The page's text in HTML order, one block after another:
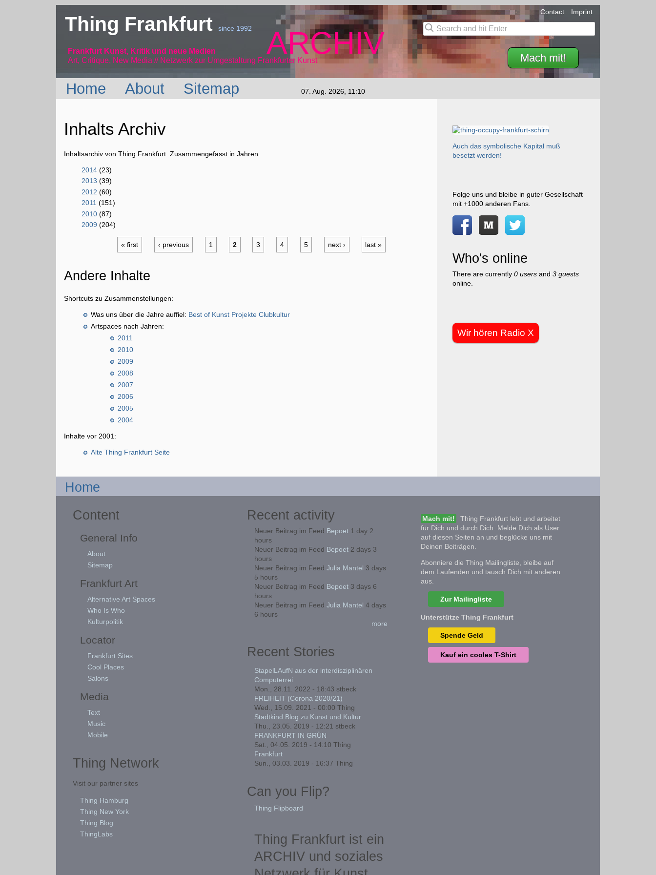
Thing Frankfurtsince 1992
Frankfurt Kunst, Kritik und neue Medien
Art, Critique, New Media // Netzwerk
ARCHIV
zur Umgestaltung Frankfurter Kunst Mach mit!
Contact Imprint
Home About Sitemap 07. Aug. 2026, 11:10
Inhalts Archiv
Inhaltsarchiv von Thing Frankfurt. Zusammengefasst in Jahren.
2014 (23)
2013 (39)
2012 (60)
2011 (151)
2010 (87)
2009 (204)
« first ‹ previous 1 2 3 4 5 next › last »
Andere Inhalte
Shortcuts zu Zusammenstellungen:
Was uns über die Jahre auffiel: Best of Kunst Projekte Clubkultur
Artspaces nach Jahren:
2011
2010
2009
2008
2007
2006
2005
2004
Inhalte vor 2001:
Alte Thing Frankfurt Seite
Auch das symbolische Kapital muß
besetzt werden!
Folge uns und bleibe in guter Gesellschaft
mit +1000 anderen Fans.
Who's online
There are currently 0 usersand 3 guests
online.
Wir hören Radio X
Home
Content
General Info
About
Sitemap
Frankfurt Art
Alternative Art Spaces
Who Is Who
Kulturpolitik
Locator
Frankfurt Sites
Cool Places
Salons
Media
Text
Music
Mobile
Thing Network
Visit our partner sites
Thing Hamburg
Thing New York
Thing Blog
ThingLabs
Recent activity
Neuer Beitrag im Feed Bepoet1 day 2
hours
Neuer Beitrag im Feed Bepoet2 days 3
hours
Neuer Beitrag im Feed Julia Mantel 3 days
5 hours
Neuer Beitrag im Feed Bepoet3 days 6
hours
Neuer Beitrag im Feed Julia Mantel 4 days
6 hours
more
Recent Stories
StapelLAufN aus der interdisziplinären
Computerrei
Mon., 28.11. 2022 - 18:43 stbeck
FREIHEIT (Corona 2020/21)
Wed., 15.09. 2021 - 00:00 Thing
Stadtkind Blog zu Kunst und Kultur
Thu., 23.05. 2019 - 12:21 stbeck
FRANKFURT IN GRÜN
Sat., 04.05. 2019 - 14:10 Thing
Frankfurt
Sun., 03.03. 2019 - 16:37 Thing
Can you Flip?
Thing Flipboard
Thing Frankfurt ist ein
ARCHIV und soziales
Mach mit!
Thing Frankfurt lebt und arbeitet
für Dich und durch Dich. Melde Dich als User
auf diesen Seiten an und beglücke uns mit
Deinen Beiträgen.
Abonniere die Thing Mailingliste, bleibe auf
dem Laufenden und tausch Dich mit anderen
aus.
Zur Mailingliste
Unterstütze Thing Frankfurt
Spende Geld
Kauf ein cooles T-Shirt